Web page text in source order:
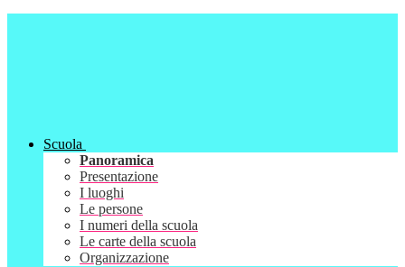
Scuola
Panoramica
Presentazione
I luoghi
Le persone
I numeri della scuola
Le carte della scuola
Organizzazione